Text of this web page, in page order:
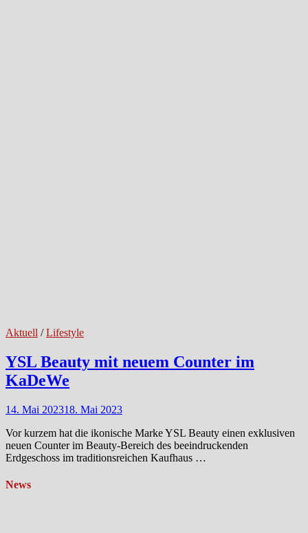
Aktuell /Lifestyle
YSL Beauty mit neuem Counter im
KaDeWe
14. Mai 202318. Mai 2023
Vor kurzem hat die ikonische Marke YSL Beauty einen exklusiven
neuen Counter im Beauty-Bereich des beeindruckenden
Erdgeschoss im traditionsreichen Kaufhaus …
News